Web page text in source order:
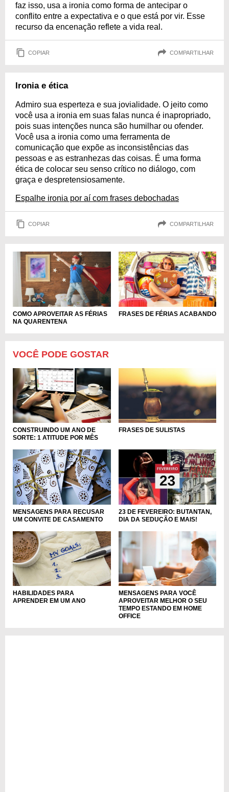
faz isso, usa a ironia como forma de antecipar o
conflito entre a expectativa e o que está por vir. Esse
recurso da encenação reflete a vida real.
COPIAR COMPARTILHAR
Ironia e ética
Admiro sua esperteza e sua jovialidade. O jeito como
você usa a ironia em suas falas nunca é inapropriado,
pois suas intenções nunca são humilhar ou ofender.
Você usa a ironia como uma ferramenta de
comunicação que expõe as inconsistências das
pessoas e as estranhezas das coisas. É uma forma
ética de colocar seu senso crítico no diálogo, com
graça e despretensiosamente.
Espalhe ironia por aí com frases debochadas
COPIAR COMPARTILHAR
COMO APROVEITAR AS FÉRIAS
NA QUARENTENA
FRASES DE FÉRIAS ACABANDO
VOCÊ PODE GOSTAR
CONSTRUINDO UM ANO DE
SORTE: 1 ATITUDE POR MÊS
FRASES DE SULISTAS
MENSAGENS PARA RECUSAR
UM CONVITE DE CASAMENTO
23 DE FEVEREIRO: BUTANTAN,
DIA DA SEDUÇÃO E MAIS!
HABILIDADES PARA
APRENDER EM UM ANO
MENSAGENS PARA VOCÊ
APROVEITAR MELHOR O SEU
TEMPO ESTANDO EM HOME
OFFICE